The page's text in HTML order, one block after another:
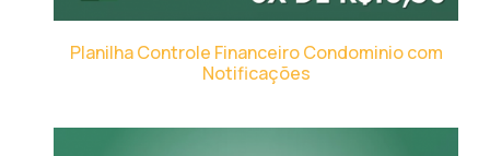
Planilha Controle Financeiro Condominio com
Notificações